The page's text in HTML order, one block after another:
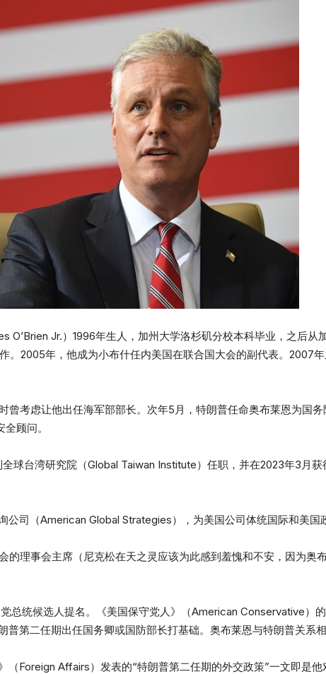
O’Brien Jr.）1996年生人，加州大学洛杉矶分校本科毕业，之后从
。2005年，他成为小布什任内美国在联合国大会的副代表。2007
曾考虑让他出任海军部部长。次年5月，特朗普任命奥布莱恩为国
顾问。
球台湾研究院（Global Taiwan Institute）任职，并在2023年3月
公司（American Global Strategies），为美国公司体统国际和美国
的理事会主席（尼克松在天之灵应该为此感到羞愧和不安，因为奥
总统候选人提名。《美国保守党人》（American Conservative）
第二任期出任国务卿或国防部长打基础。奥布莱恩与特朗普关系相
（Foreign Affairs）发表的“特朗普第二任期的外交政策”一文即是